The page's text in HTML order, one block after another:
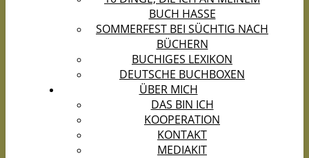
BUCH HASSE
SOMMERFEST BEI SÜCHTIG NACH
BÜCHERN
BUCHIGES LEXIKON
DEUTSCHE BUCHBOXEN
ÜBER MICH
DAS BIN ICH
KOOPERATION
KONTAKT
MEDIAKIT